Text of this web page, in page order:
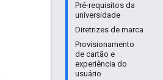
Pré-requisitos da
universidade
Diretrizes de marca
Provisionamento
de cartão e
experiência do
usuário